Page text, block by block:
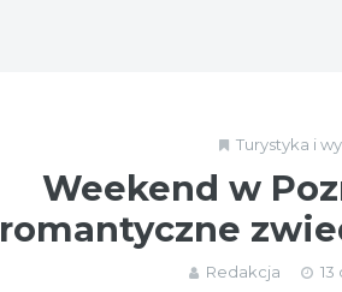
Turystyka i
Weekend w
romantyczne
Redakcja